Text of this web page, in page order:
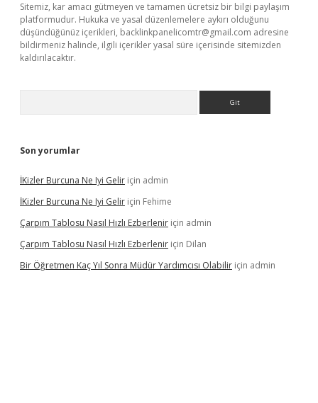
Sitemiz, kar amacı gütmeyen ve tamamen ücretsiz bir bilgi paylaşım
platformudur. Hukuka ve yasal düzenlemelere aykırı olduğunu
düşündüğünüz içerikleri, backlinkpanelicomtr@gmail.com adresine
bildirmeniz halinde, ilgili içerikler yasal süre içerisinde sitemizden
kaldırılacaktır.
Son yorumlar
İKizler Burcuna Ne Iyi Gelir için admin
İKizler Burcuna Ne Iyi Gelir için Fehime
Çarpım Tablosu Nasıl Hızlı Ezberlenir için admin
Çarpım Tablosu Nasıl Hızlı Ezberlenir için Dilan
Bir Öğretmen Kaç Yıl Sonra Müdür Yardımcısı Olabilir için admin